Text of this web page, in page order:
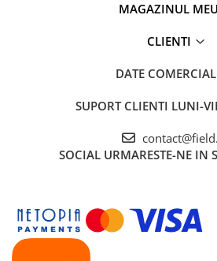
MAGAZINUL MEU
CLIENTI
DATE
SUPORT CLIENTI LUNI-
SOCIAL URMARESTE-NE IN